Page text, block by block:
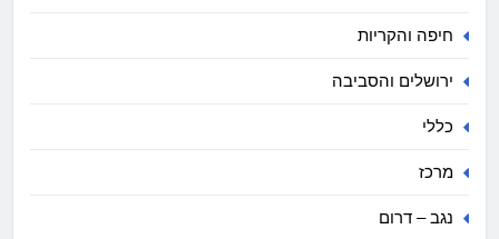
חיפה והקריות
ירושלים והסביבה
כללי
מרכז
נגב – דרום